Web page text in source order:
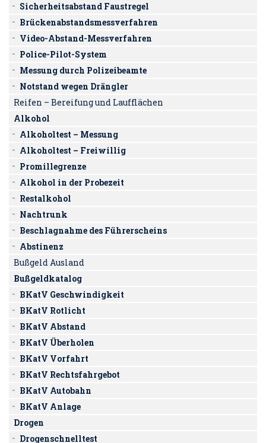
Sicherheitsabstand Faustregel
Brückenabstandsmessverfahren
Video-Abstand-Messverfahren
Police-Pilot-System
Messung durch Polizeibeamte
Notstand wegen Drängler
Reifen – Bereifung und Laufflächen
Alkohol
Alkoholtest – Messung
Alkoholtest – Freiwillig
Promillegrenze
Alkohol in der Probezeit
Restalkohol
Nachtrunk
Beschlagnahme des Führerscheins
Abstinenz
Bußgeld Ausland
Bußgeldkatalog
BKatV Geschwindigkeit
BKatV Rotlicht
BKatV Abstand
BKatV Überholen
BKatV Vorfahrt
BKatV Rechtsfahrgebot
BKatV Autobahn
BKatV Anlage
Drogen
Drogenschnelltest